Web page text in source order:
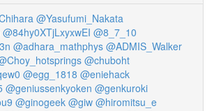
@Yasufumi_Nakata
@84hy0XTjLxyxwEI @8_7_10
@adhara_mathphys @ADMIS_Walker
@chuboht
@egg_1818 @eniehack
@geniussenkyoken @genkuroki
@ginogeek @giw @hiromitsu_e